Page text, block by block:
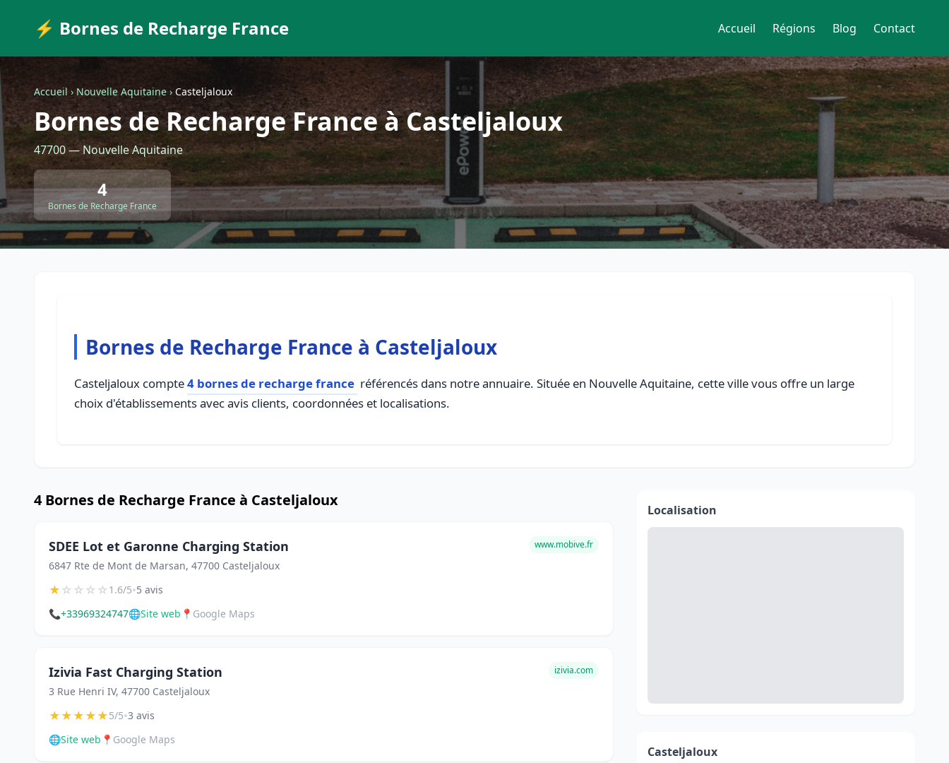
⚡ Bornes de Recharge France Accueil Régions Blog Contact
Accueil › Nouvelle Aquitaine › Casteljaloux
Bornes de Recharge France à Casteljaloux
47700 — Nouvelle Aquitaine
4
Bornes de Recharge France
Bornes de Recharge France à Casteljaloux
Casteljaloux compte4 bornes de recharge france référencés dans notre annuaire. Située en Nouvelle Aquitaine, cette ville vous offre un large
choix d'établissements avec avis clients, coordonnées et localisations.
4 Bornes de Recharge France à Casteljaloux
SDEE Lot et Garonne Charging Station
6847 Rte de Mont de Marsan, 47700 Casteljaloux
www.mobive.fr
★☆☆☆☆1.6/5•5 avis
📞+33969324747🌐Site web 📍 Google Maps
Izivia Fast Charging Station
3 Rue Henri IV, 47700 Casteljaloux
izivia.com
★★★★★5/5•3 avis
🌐Site web 📍 Google Maps
Localisation
Casteljaloux